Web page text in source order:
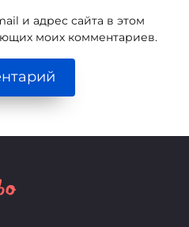
и адрес сайта в этом
моих комментариев.